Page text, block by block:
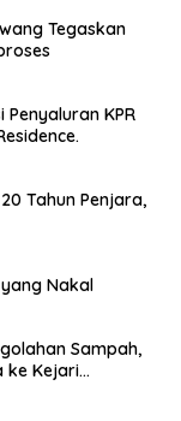
Tegaskan
KPR
Tahun Penjara,
yang Nakal
Sampah,
ke Kejari